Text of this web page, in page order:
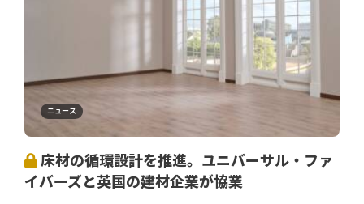
ニュース
床材の循環設計を推進。ユニバーサル・ファ
イバーズと英国の建材企業が協業